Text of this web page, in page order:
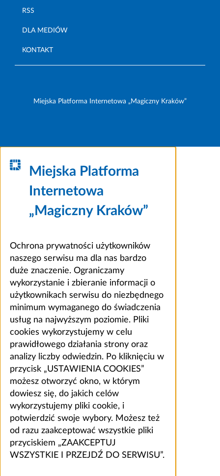
RSS
DLA MEDIÓW
KONTAKT
Miejska Platforma Internetowa „Magiczny Kraków”
Miejska Platforma
Internetowa
„Magiczny Kraków”
Ochrona prywatności użytkowników
naszego serwisu ma dla nas bardzo
duże znaczenie. Ograniczamy
wykorzystanie i zbieranie informacji o
użytkownikach serwisu do niezbędnego
minimum wymaganego do świadczenia
usług na najwyższym poziomie. Pliki
cookies wykorzystujemy w celu
prawidłowego działania strony oraz
analizy liczby odwiedzin. Po kliknięciu w
przycisk „USTAWIENIA COOKIES”
możesz otworzyć okno, w którym
dowiesz się, do jakich celów
wykorzystujemy pliki cookie, i
potwierdzić swoje wybory. Możesz też
od razu zaakceptować wszystkie pliki
przyciskiem „ZAAKCEPTUJ
WSZYSTKIE I PRZEJDŹ DO SERWISU”.